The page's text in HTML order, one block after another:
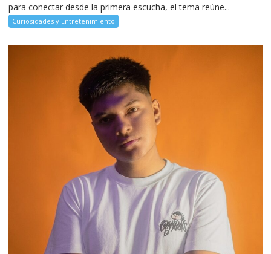
para conectar desde la primera escucha, el tema reúne...
Curiosidades y Entretenimiento